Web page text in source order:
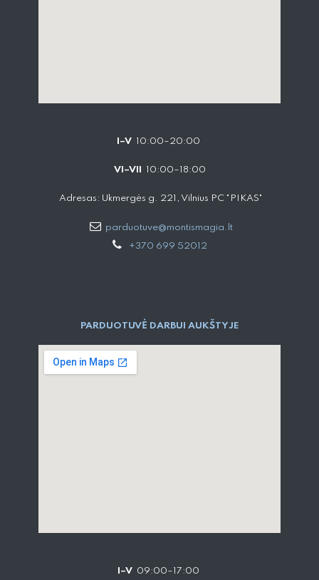
I–V 10:00–20:00
VI–VII 10:00–18:00
Adresas: Ukmergės g. 221, Vilnius PC "PIKAS"
parduotuve@montismagia.lt
+370 699 52012
PARDUOTUVĖ DARBUI AUKŠTYJE
I–V 09:00–17:00